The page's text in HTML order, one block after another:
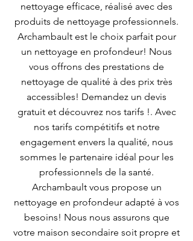
nettoyage efficace, réalisé avec des
produits de nettoyage professionnels.
Archambault est le choix parfait pour
un nettoyage en profondeur! Nous
vous offrons des prestations de
nettoyage de qualité à des prix très
accessibles! Demandez un devis
gratuit et découvrez nos tarifs !. Avec
nos tarifs compétitifs et notre
engagement envers la qualité, nous
sommes le partenaire idéal pour les
professionnels de la santé.
Archambault vous propose un
nettoyage en profondeur adapté à vos
besoins! Nous nous assurons que
votre maison secondaire soit propre et